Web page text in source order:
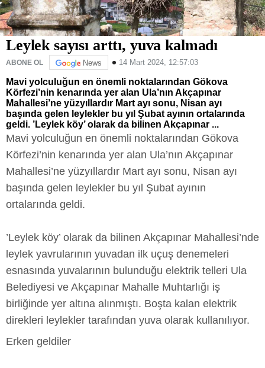
Leylek sayısı arttı, yuva kalmadı
ABONE OL News 14 Mart 2024, 12:57:03
Mavi yolculuğun en önemli noktalarından Gökova
Körfezi’nin kenarında yer alan Ula’nın Akçapınar
Mahallesi’ne yüzyıllardır Mart ayı sonu, Nisan ayı
başında gelen leylekler bu yıl Şubat ayının ortalarında
geldi. ’Leylek köy’ olarak da bilinen Akçapınar ...
Mavi yolculuğun en önemli noktalarından Gökova
Körfezi’nin kenarında yer alan Ula’nın Akçapınar
Mahallesi’ne yüzyıllardır Mart ayı sonu, Nisan ayı
başında gelen leylekler bu yıl Şubat ayının
ortalarında geldi.
’Leylek köy’ olarak da bilinen Akçapınar Mahallesi’nde
leylek yavrularının yuvadan ilk uçuş denemeleri
esnasında yuvalarının bulunduğu elektrik telleri Ula
Belediyesi ve Akçapınar Mahalle Muhtarlığı iş
birliğinde yer altına alınmıştı. Boşta kalan elektrik
direkleri leylekler tarafından yuva olarak kullanılıyor.
Erken geldiler